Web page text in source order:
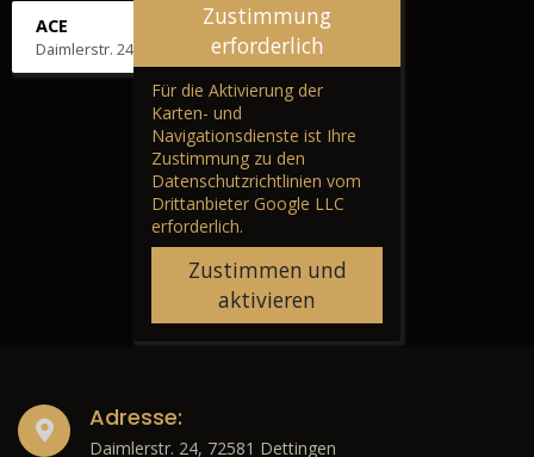
ACE
Daimlerstr. 24, 72581 Dettingen
Zustimmung
erforderlich
Für die Aktivierung der
Karten- und
Navigationsdienste ist Ihre
Zustimmung zu den
Datenschutzrichtlinien vom
Drittanbieter Google LLC
erforderlich.
Zustimmen und
aktivieren
Adresse:
Daimlerstr. 24, 72581 Dettingen